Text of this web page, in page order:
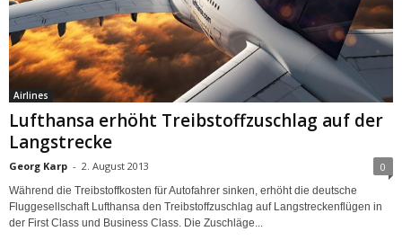
Airlines
Lufthansa erhöht Treibstoffzuschlag auf der
Langstrecke
Georg Karp - 2. August 2013 0
Während die Treibstoffkosten für Autofahrer sinken, erhöht die deutsche
Fluggesellschaft Lufthansa den Treibstoffzuschlag auf Langstreckenflügen in
der First Class und Business Class. Die Zuschläge...